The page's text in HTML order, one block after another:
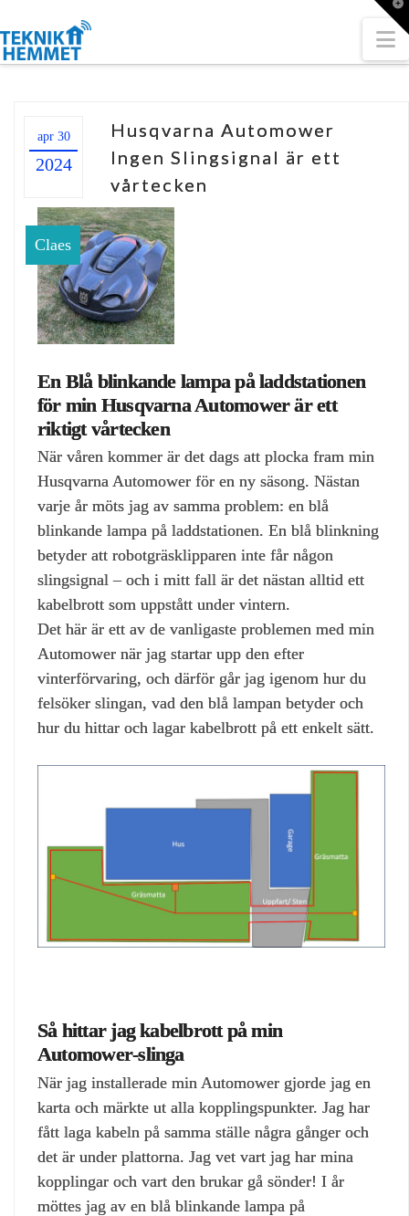
apr 30
2024
Husqvarna Automower
Ingen Slingsignal är ett
vårtecken
Claes
En Blå blinkande lampa på laddstationen
för min Husqvarna Automower är ett
riktigt vårtecken
När våren kommer är det dags att plocka fram min
Husqvarna Automower för en ny säsong. Nästan
varje år möts jag av samma problem: en blå
blinkande lampa på laddstationen. En blå blinkning
betyder att robotgräsklipparen inte får någon
slingsignal – och i mitt fall är det nästan alltid ett
kabelbrott som uppstått under vintern.
Det här är ett av de vanligaste problemen med min
Automower när jag startar upp den efter
vinterförvaring, och därför går jag igenom hur du
felsöker slingan, vad den blå lampan betyder och
hur du hittar och lagar kabelbrott på ett enkelt sätt.
Så hittar jag kabelbrott på min
Automower‑slinga
När jag installerade min Automower gjorde jag en
karta och märkte ut alla kopplingspunkter. Jag har
fått laga kabeln på samma ställe några gånger och
det är under plattorna. Jag vet vart jag har mina
kopplingar och vart den brukar gå sönder! I år
möttes jag av en blå blinkande lampa på